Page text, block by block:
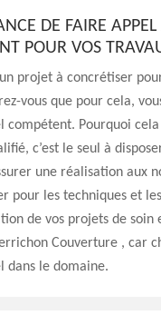
DE FAIRE
POUR VOS
projet à concrétiser
vous que pour cela,
compétent. Pourquoi
c’est le seul à
une réalisation aux
pour les techniques et
de vos projets de soin
Couverture , car
dans le domaine.